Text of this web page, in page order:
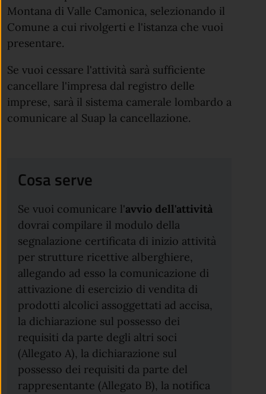
Montana di Valle Camonica, selezionando il
Comune a cui rivolgerti e l'istanza che vuoi
presentare.
Se vuoi cessare l'attività sarà sufficiente
cancellare l'impresa dal registro delle
imprese, sarà il sistema camerale lombardo a
comunicare al Suap la cancellazione.
Cosa serve
Se vuoi comunicare l'avvio dell'attività
dovrai compilare il modulo della
segnalazione certificata di inizio attività
per strutture ricettive alberghiere,
allegando ad esso la comunicazione di
attivazione di esercizio di vendita di
prodotti alcolici assoggettati ad accisa,
la dichiarazione sul possesso dei
requisiti da parte degli altri soci
(Allegato A), la dichiarazione sul
possesso dei requisiti da parte del
rappresentante (Allegato B), la notifica